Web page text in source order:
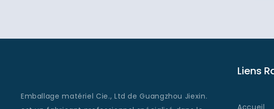
Emballage matériel Cie., Ltd de Guangzhou Jiexin.
Liens